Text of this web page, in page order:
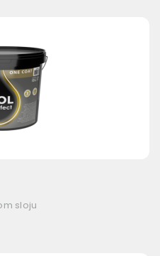
sloju